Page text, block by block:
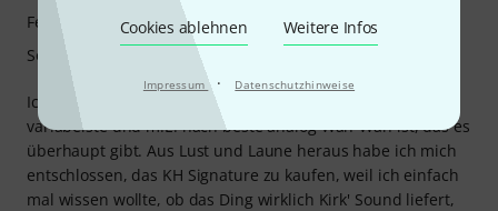
Cookies ablehnen Weitere Infos
Impressum · Datenschutzhinweise
Ich spiele seit Jahren ein Dunlop 535Q, da es das
variabelste und m.E. nach beste analog Wah-Wah ist, das es
überhaupt gibt. Aus Lust und Laune heraus habe ich mich
entschlossen, das KH Signature zu kaufen, weil ich einfach
mal wissen wollte, ob das Ding wirklich Kirk' Sound liefert,
Features
Sound